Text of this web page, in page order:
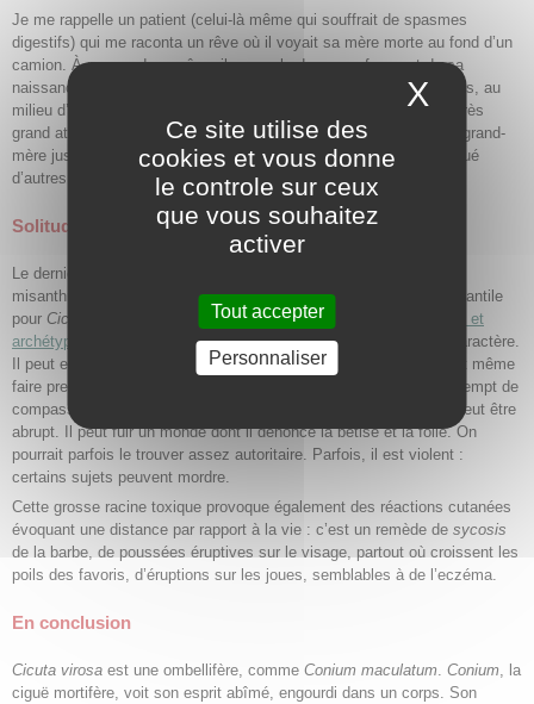
Je me rappelle un patient (celui-là même qui souffrait de spasmes
digestifs) qui me raconta un rêve où il voyait sa mère morte au fond d’un
camion. À propos de ce rêve, il me parla de son enfance et de sa
naissance, qui avait eu lieu de façon dramatique, avec des forceps, au
milieu d’hémorragies assez pathétiques. Puis il me parla de son très
grand attachement à sa mère, et du fait qu’il avait dormi avec sa grand-
mère jusqu’à l’âge de vingt ans. Évidemment, tout ce récit (ponctué
d’autres détails concordants) ne pouvait que conduire à
Solitude, violence et troubles cutanés
Le dernier aspect de
misanthrope. Il est coupé du ciel, recroquevillé dans un monde infantile
pour Cicuta Conium maculatum(B. Long –
Symboles et
archétypes
). Ce retrait ne lui confère pas toujours un excellent caractère.
Il peut effectivement avoir une aversion vis-à-vis de l’humanité, et même
faire preuve de haine, bien que, paradoxalement, il ne soit pas exempt de
compassion. Il peut être très affecté par les récits affligeants. Il peut être
abrupt. Il peut fuir un monde dont il dénonce la bêtise et la folie. On
pourrait parfois le trouver assez autoritaire. Parfois, il est violent :
certains sujets peuvent mordre.
Cette grosse racine toxique provoque également des réactions cutanées
évoquant une distance par rapport à la vie : c’est un remède de sycosis
de la barbe, de poussées éruptives sur le visage, partout où croissent les
poils des favoris, d’éruptions sur les joues, semblables à de l’eczéma.
En conclusion
Cicuta virosa est une ombellifère, comme Conium maculatum Conium , la
ciguë mortifère, voit son esprit abîmé, engourdi dans un corps. Son
Ce site utilise des
cookies et vous donne
le controle sur ceux
que vous souhaitez
activer
Tout accepter
Personnaliser
X